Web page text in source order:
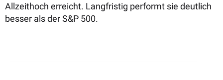
Allzeithoch erreicht. Langfristig performt sie deutlich
besser als der S&P 500.